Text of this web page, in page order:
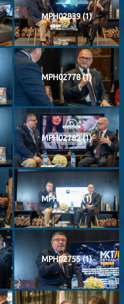
MPH02839 (1)
MPH02778 (1)
MPH02782 (1)
MPH02751 (1)
MPH02755 (1)